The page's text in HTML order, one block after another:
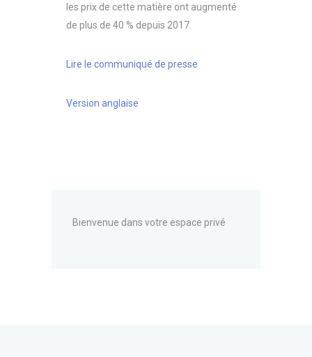
les prix de cette matière ont augmenté
de plus de 40 % depuis 2017.
Lire le communiqué de presse
Version anglaise
Bienvenue dans votre espace privé